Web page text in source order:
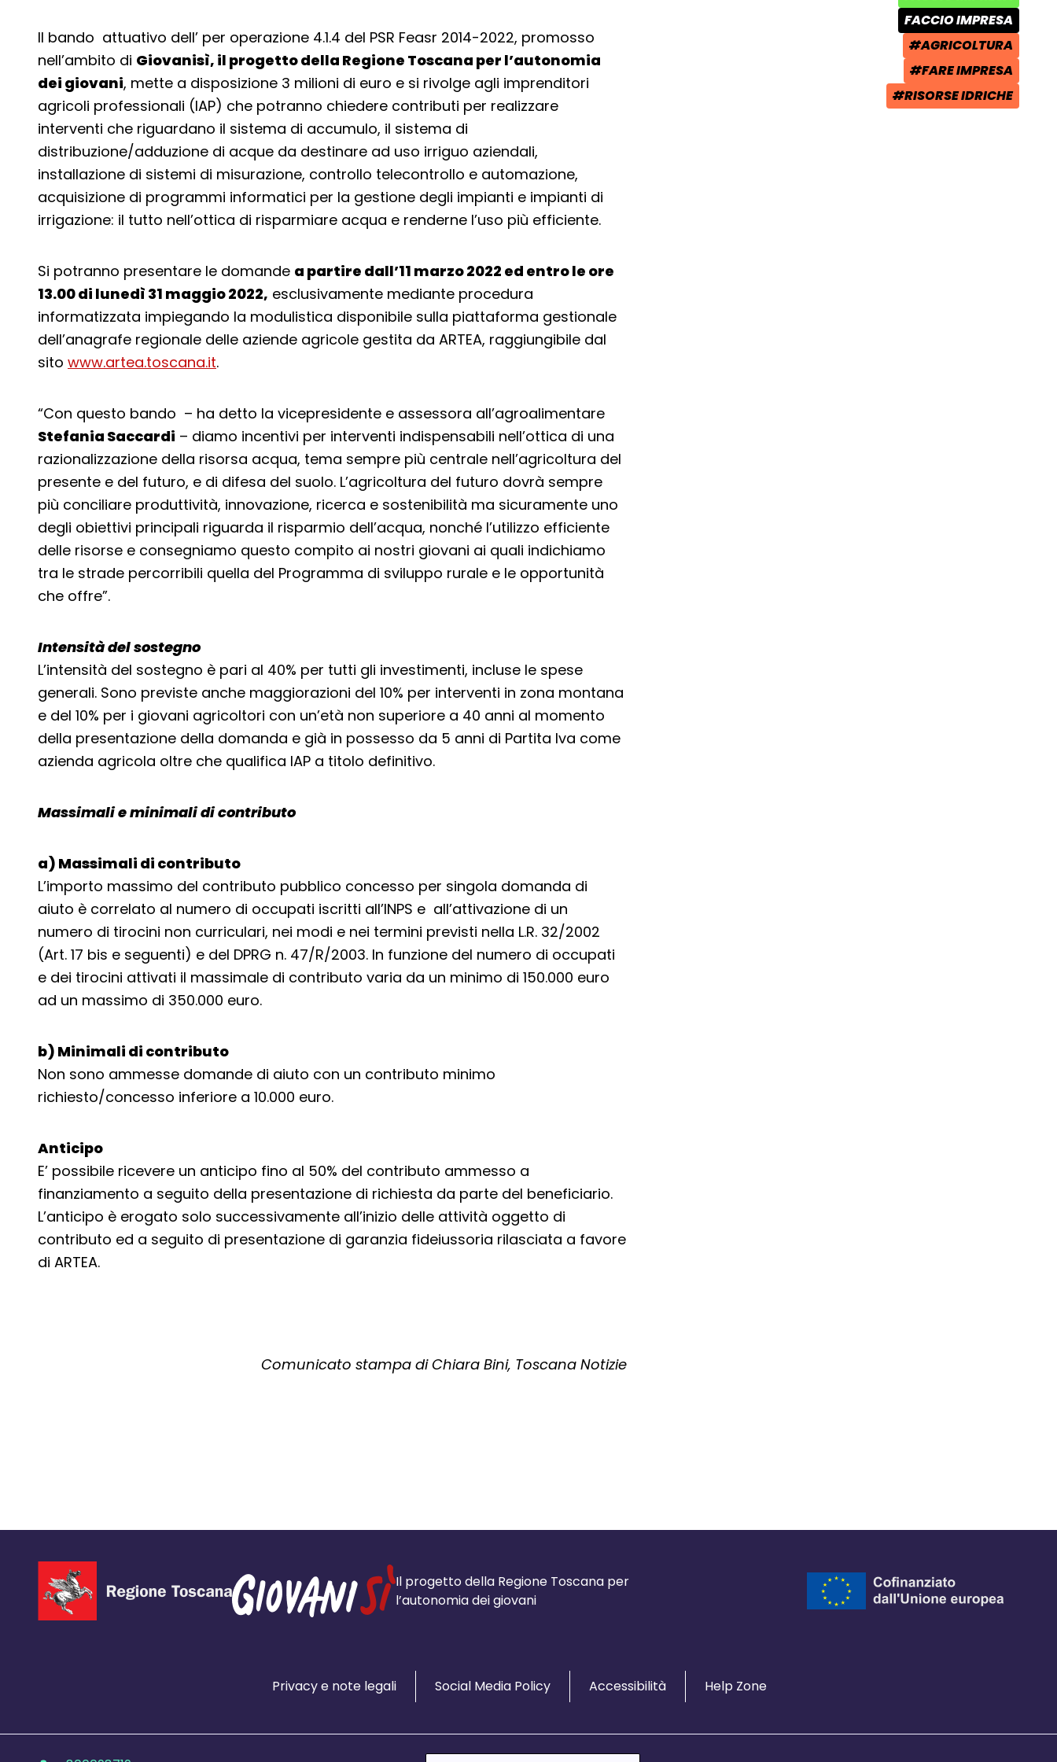
Il bando attuativo dell’ per operazione 4.1.4 del PSR Feasr 2014-2022, promosso
nell’ambito di Giovanisì, il progetto della Regione Toscana per l’autonomia
dei giovani, mette a disposizione 3 milioni di euro e si rivolge agli imprenditori
agricoli professionali (IAP) che potranno chiedere contributi per realizzare
interventi che riguardano il sistema di accumulo, il sistema di
distribuzione/adduzione di acque da destinare ad uso irriguo aziendali,
installazione di sistemi di misurazione, controllo telecontrollo e automazione,
acquisizione di programmi informatici per la gestione degli impianti e impianti di
irrigazione: il tutto nell’ottica di risparmiare acqua e renderne l’uso più efficiente.
Si potranno presentare le domande a partire dall’11 marzo 2022 ed entro le ore
13.00 di lunedì 31 maggio 2022, esclusivamente mediante procedura
informatizzata impiegando la modulistica disponibile sulla piattaforma gestionale
dell’anagrafe regionale delle aziende agricole gestita da ARTEA, raggiungibile dal
sito www.artea.toscana.it.
“Con questo bando – ha detto la vicepresidente e assessora all’agroalimentare
Stefania Saccardi – diamo incentivi per interventi indispensabili nell’ottica di una
razionalizzazione della risorsa acqua, tema sempre più centrale nell’agricoltura del
presente e del futuro, e di difesa del suolo. L’agricoltura del futuro dovrà sempre
più conciliare produttività, innovazione, ricerca e sostenibilità ma sicuramente uno
degli obiettivi principali riguarda il risparmio dell’acqua, nonché l’utilizzo efficiente
delle risorse e consegniamo questo compito ai nostri giovani ai quali indichiamo
tra le strade percorribili quella del Programma di sviluppo rurale e le opportunità
che offre”.
Intensità del sostegno
L’intensità del sostegno è pari al 40% per tutti gli investimenti, incluse le spese
generali. Sono previste anche maggiorazioni del 10% per interventi in zona montana
e del 10% per i giovani agricoltori con un’età non superiore a 40 anni al momento
della presentazione della domanda e già in possesso da 5 anni di Partita Iva come
azienda agricola oltre che qualifica IAP a titolo definitivo.
Massimali e minimali di contributo
a) Massimali di contributo
L’importo massimo del contributo pubblico concesso per singola domanda di
aiuto è correlato al numero di occupati iscritti all’INPS e all’attivazione di un
numero di tirocini non curriculari, nei modi e nei termini previsti nella L.R. 32/2002
(Art. 17 bis e seguenti) e del DPRG n. 47/R/2003. In funzione del numero di occupati
e dei tirocini attivati il massimale di contributo varia da un minimo di 150.000 euro
ad un massimo di 350.000 euro.
b) Minimali di contributo
Non sono ammesse domande di aiuto con un contributo minimo
richiesto/concesso inferiore a 10.000 euro.
Anticipo
E’ possibile ricevere un anticipo fino al 50% del contributo ammesso a
finanziamento a seguito della presentazione di richiesta da parte del beneficiario.
L’anticipo è erogato solo successivamente all’inizio delle attività oggetto di
contributo ed a seguito di presentazione di garanzia fideiussoria rilasciata a favore
di ARTEA.
Comunicato stampa di Chiara Bini, Toscana Notizie
CATEGORIA POST:
FACCIO IMPRESA
TAG:
#AGRICOLTURA
TAG:
#FARE IMPRESA
TAG:
#RISORSE IDRICHE
Il progetto della Regione Toscana per
l’autonomia dei giovani
Privacy e note legali Social Media Policy Accessibilità Help Zone